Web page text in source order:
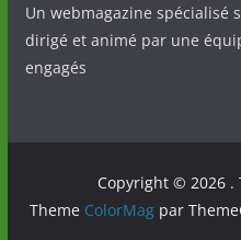
Un webmagazine spécialisé
dirigé et animé par une
engagés
Copyright © 2026 .
Theme ColorMag par